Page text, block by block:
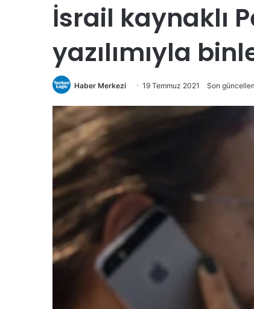
İsrail kaynaklı
yazılımıyla
Haber Merkezi 19 Temmuz 2021 Son